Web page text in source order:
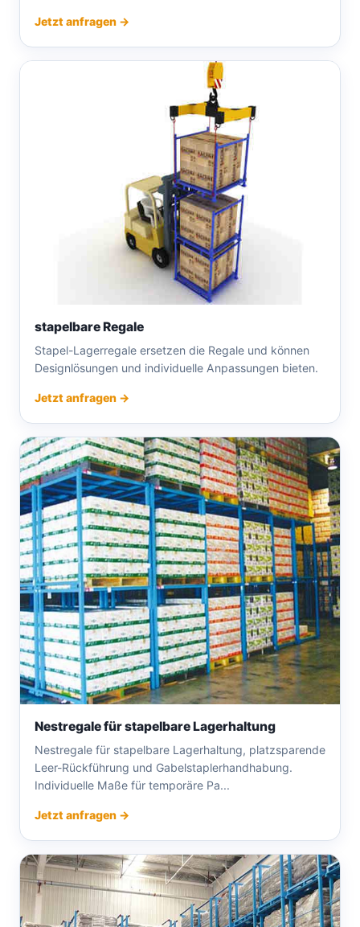
Jetzt anfragen →
stapelbare Regale
Stapel-Lagerregale ersetzen die Regale und können
Designlösungen und individuelle Anpassungen bieten.
Jetzt anfragen →
Nestregale für stapelbare Lagerhaltung
Nestregale für stapelbare Lagerhaltung, platzsparende
Leer-Rückführung und Gabelstaplerhandhabung.
Individuelle Maße für temporäre Pa...
Jetzt anfragen →